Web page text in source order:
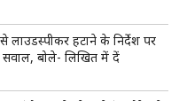
लाउडस्पीकर हटाने के निर्देश पर
सवाल, बोले- लिखित में दें